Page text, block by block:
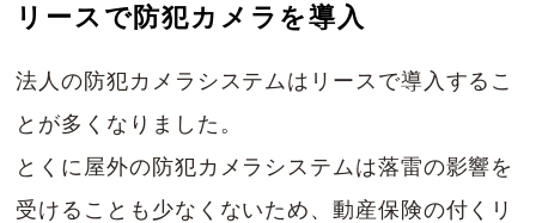
リースで防犯カメラを導入
法人の防犯カメラシステムはリースで導入するこ
とが多くなりました。
とくに屋外の防犯カメラシステムは落雷の影響を
受けることも少なくないため、動産保険の付くリ